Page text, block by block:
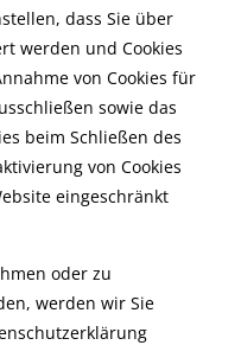
dass Sie über
werden und Cookies
von Cookies für
sowie das
beim Schließen des
von Cookies
eingeschränkt
oder zu
werden wir Sie